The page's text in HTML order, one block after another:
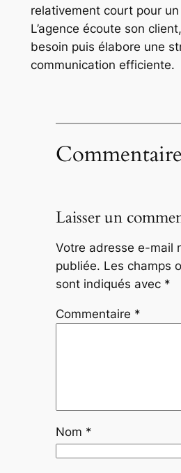
relativement court pour
L’agence écoute son
besoin puis élabore une
communication efficiente.
Laisser un
Votre adresse e-mail
publiée. Les champs
sont indiqués avec *
Commentaire *
Nom *